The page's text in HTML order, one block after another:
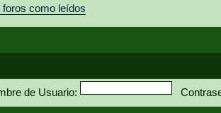
como leídos
de Usuario: